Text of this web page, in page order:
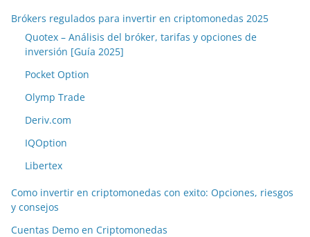
Brókers regulados para invertir en criptomonedas 2025
Quotex – Análisis del bróker, tarifas y opciones de
inversión [Guía 2025]
Pocket Option
Olymp Trade
Deriv.com
IQOption
Libertex
Como invertir en criptomonedas con exito: Opciones, riesgos
y consejos
Cuentas Demo en Criptomonedas